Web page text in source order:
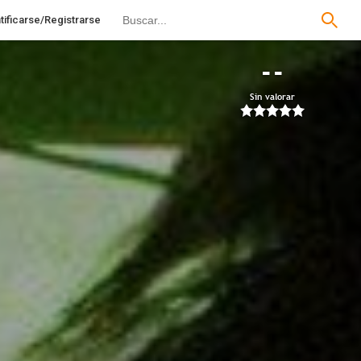
Registrarse
--
Sin valorar